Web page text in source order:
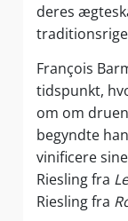
deres
François
tidspunkt,
om om
begyndte
vinificere
Riesling fra
Riesling fra